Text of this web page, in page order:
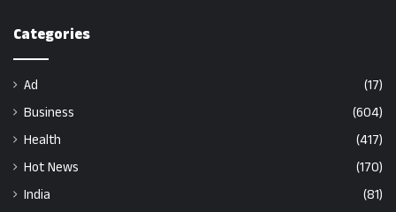
Categories
Ad
(17)
Business
(604)
Health
(417)
Hot News
(170)
India
(81)